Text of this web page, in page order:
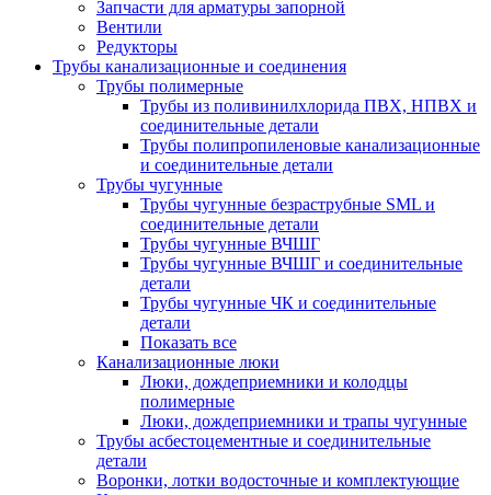
Запчасти для арматуры запорной
Вентили
Редукторы
Трубы канализационные и соединения
Трубы полимерные
Трубы из поливинилхлорида ПВХ, НПВХ и
соединительные детали
Трубы полипропиленовые канализационные
и соединительные детали
Трубы чугунные
Трубы чугунные безраструбные SML и
соединительные детали
Трубы чугунные ВЧШГ
Трубы чугунные ВЧШГ и соединительные
детали
Трубы чугунные ЧК и соединительные
детали
Показать все
Канализационные люки
Люки, дождеприемники и колодцы
полимерные
Люки, дождеприемники и трапы чугунные
Трубы асбестоцементные и соединительные
детали
Воронки, лотки водосточные и комплектующие